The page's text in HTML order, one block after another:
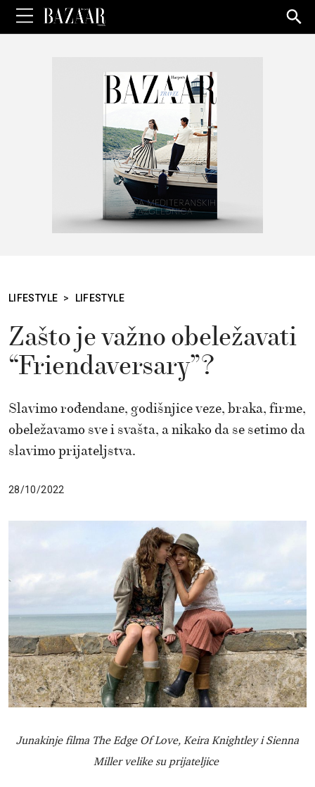
for:
LIFESTYLE > LIFESTYLE
Zašto je važno obeležavati
“Friendaversary”?
Slavimo rođendane, godišnjice veze, braka, firme,
obeležavamo sve i svašta, a nikako da se setimo da
slavimo prijateljstva.
28/10/2022
Junakinje filma The Edge Of Love, Keira Knightley i Sienna
Miller velike su prijateljice